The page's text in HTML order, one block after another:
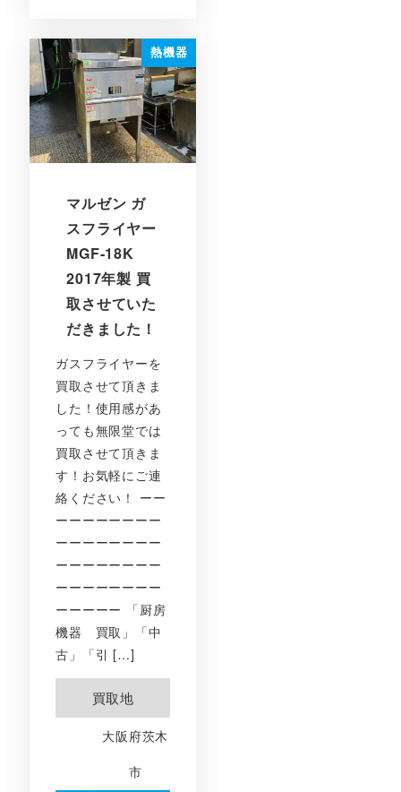
熱機器
マルゼン ガ
スフライヤー
MGF-18K
2017年製 買
取させていた
だきました！
ガスフライヤーを
買取させて頂きま
した！使用感があ
っても無限堂では
買取させて頂きま
す！お気軽にご連
絡ください！ ーー
ーーーーーーーー
ーーーーーーーー
ーーーーーーーー
ーーーーーーーー
ーーーーー 「厨房
機器 買取」「中
古」「引 […]
買取地
大阪府茨木
市